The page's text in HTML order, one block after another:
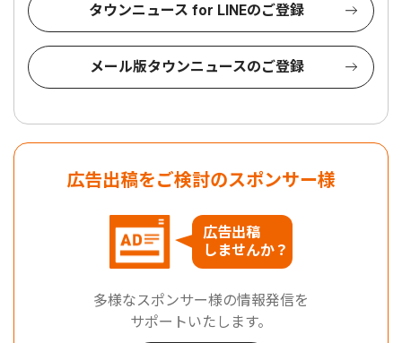
タウンニュース for LINEのご登録
メール版タウンニュースのご登録
広告出稿をご検討のスポンサー様
広告出稿
しませんか？
多様なスポンサー様の情報発信を
サポートいたします。